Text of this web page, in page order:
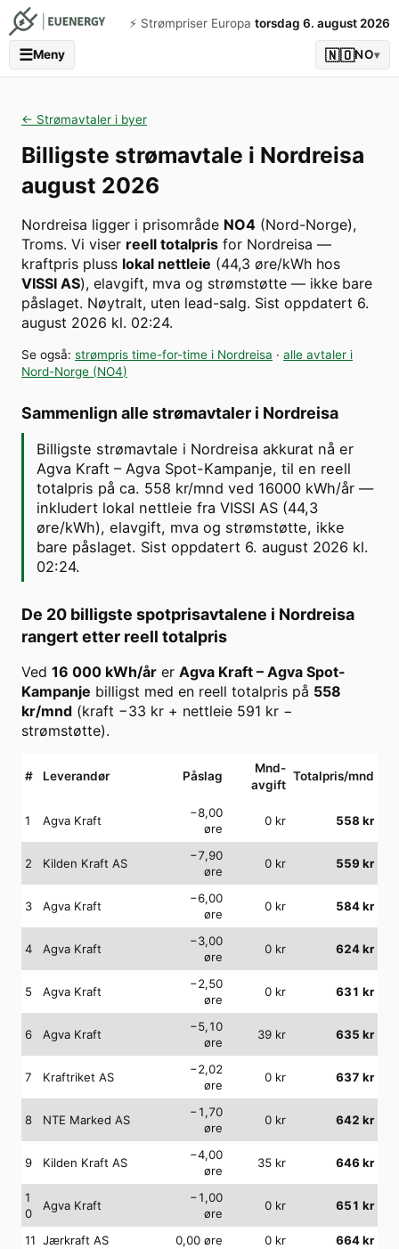
⚡️ Strømpriser Europa torsdag 6. august 2026
☰Meny 🇳🇴NO▾
← Strømavtaler i byer
Billigste strømavtale i Nordreisa
august 2026
Nordreisa ligger i prisområde NO4 (Nord-Norge),
Troms. Vi viser reell totalpris for Nordreisa —
kraftpris pluss lokal nettleie (44,3 øre/kWh hos
VISSI AS), elavgift, mva og strømstøtte — ikke bare
påslaget. Nøytralt, uten lead-salg. Sist oppdatert 6.
august 2026 kl. 02:24.
Se også: strømpris time-for-time i Nordreisa · alle avtaler i
Nord-Norge (NO4)
Sammenlign alle strømavtaler i Nordreisa
Billigste strømavtale i Nordreisa akkurat nå er
Agva Kraft – Agva Spot-Kampanje, til en reell
totalpris på ca. 558 kr/mnd ved 16000 kWh/år —
inkludert lokal nettleie fra VISSI AS (44,3
øre/kWh), elavgift, mva og strømstøtte, ikke
bare påslaget. Sist oppdatert 6. august 2026 kl.
02:24.
De 20 billigste spotprisavtalene i Nordreisa
rangert etter reell totalpris
Ved 16 000 kWh/år er Agva Kraft – Agva Spot-
Kampanje billigst med en reell totalpris på 558
kr/mnd (kraft −33 kr + nettleie 591 kr −
strømstøtte).
# Leverandør Påslag
Mnd-
avgift
Totalpris/mnd
1 Agva Kraft
−8,00
øre
0 kr 558 kr
2 Kilden Kraft AS
−7,90
øre
0 kr 559 kr
3 Agva Kraft
−6,00
øre
0 kr 584kr
4 Agva Kraft
−3,00
øre
0 kr 624kr
5 Agva Kraft
−2,50
øre
0 kr 631 kr
6 Agva Kraft
−5,10
øre
39 kr 635 kr
7 Kraftriket AS
−2,02
øre
0 kr 637 kr
8 NTE Marked AS
−1,70
øre
0 kr 642 kr
9 Kilden Kraft AS
−4,00
øre
35 kr 646 kr
1
0
Agva Kraft
−1,00
øre
0 kr 651 kr
11 Jærkraft AS 0,00 øre 0 kr 664kr